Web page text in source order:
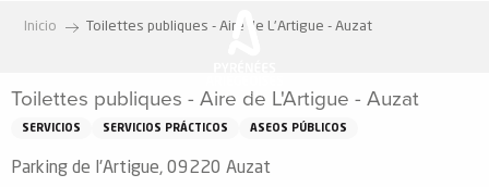
principal
Inicio Toilettes publiques - Aire de L'Artigue - Auzat
Toilettes publiques - Aire de L'Artigue - Auzat
SERVICIOS SERVICIOS PRÁCTICOS ASEOS PÚBLICOS
Parking de l'Artigue, 09220 Auzat